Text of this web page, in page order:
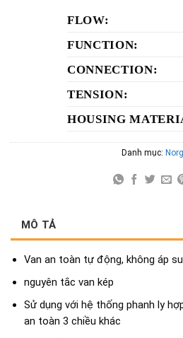
FLOW:
FUNCTION:
CONNECTION:
TENSION:
HOUSING
Danh mục:
MÔ TẢ
Van an toàn tự động, không áp
nguyên tắc van kép
Sử dụng với hệ thống phanh ly
an toàn 3 chiều khác